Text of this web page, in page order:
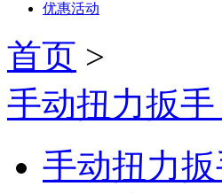
优惠活动
首页 >
手动扭力扳
手动扭力